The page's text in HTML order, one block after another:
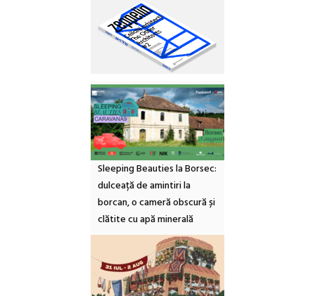
Sleeping Beauties la Borsec:
dulceață de amintiri la
borcan, o cameră obscură și
clătite cu apă minerală